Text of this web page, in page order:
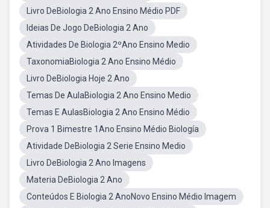
Livro DeBiologia 2 Ano Ensino Médio PDF
Ideias De Jogo DeBiologia 2 Ano
Atividades De Biologia 2ºAno Ensino Medio
TaxonomiaBiologia 2 Ano Ensino Médio
Livro DeBiologia Hoje 2 Ano
Temas De AulaBiologia 2 Ano Ensino Medio
Temas E AulasBiologia 2 Ano Ensino Médio
Prova 1 Bimestre 1Ano Ensino Médio Biología
Atividade DeBiologia 2 Serie Ensino Medio
Livro DeBiologia 2 Ano Imagens
Materia DeBiologia 2 Ano
Conteúdos E Biologia 2 AnoNovo Ensino Médio Imagem